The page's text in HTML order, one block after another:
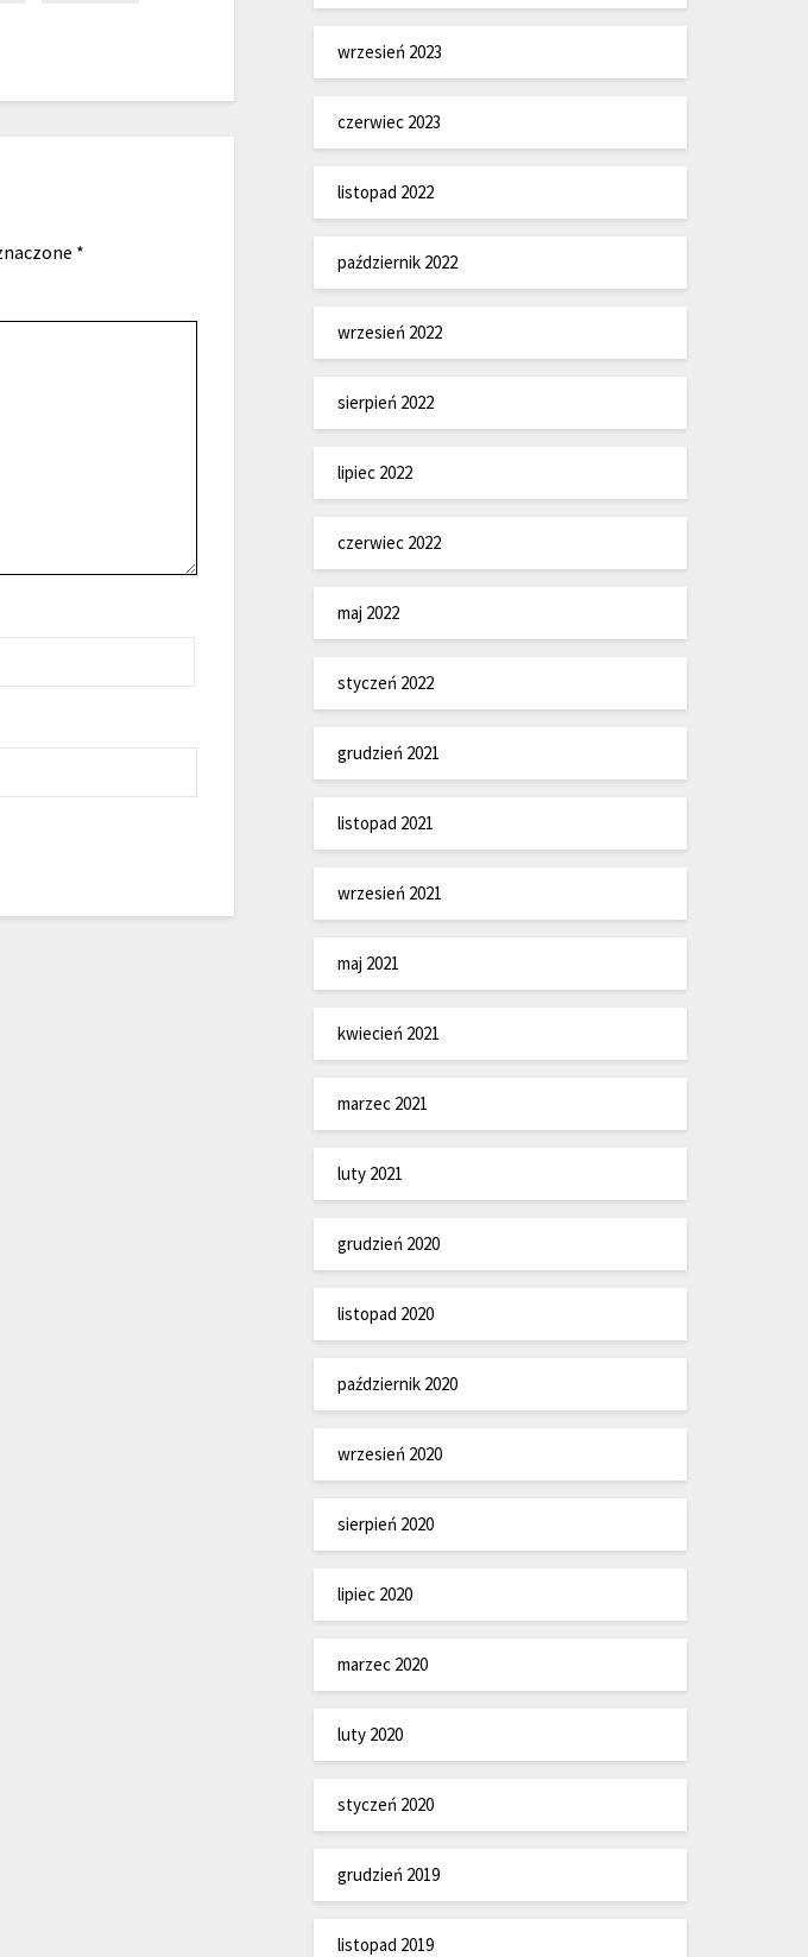
*
wrzesień 2023
czerwiec 2023
listopad 2022
październik 2022
wrzesień 2022
sierpień 2022
lipiec 2022
czerwiec 2022
maj 2022
styczeń 2022
grudzień 2021
listopad 2021
wrzesień 2021
maj 2021
kwiecień 2021
marzec 2021
luty 2021
grudzień 2020
listopad 2020
październik 2020
wrzesień 2020
sierpień 2020
lipiec 2020
marzec 2020
luty 2020
styczeń 2020
grudzień 2019
listopad 2019